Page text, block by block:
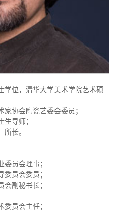
学位，清华大学美术学院艺术硕
协会陶瓷艺委会委员；
导师；
长。
员会理事；
员会委员；
副秘书长；
员会主任；